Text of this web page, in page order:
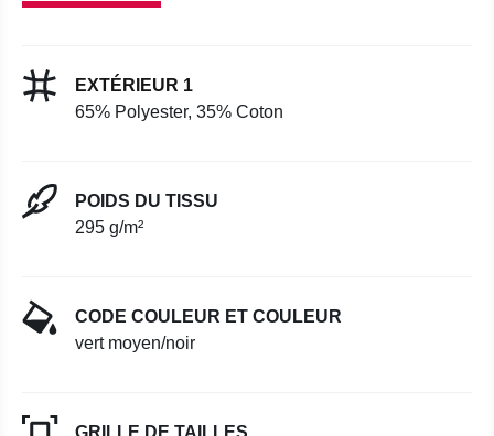
EXTÉRIEUR 1
65% Polyester, 35% Coton
POIDS DU TISSU
295 g/m²
CODE COULEUR ET COULEUR
vert moyen/noir
GRILLE DE TAILLES